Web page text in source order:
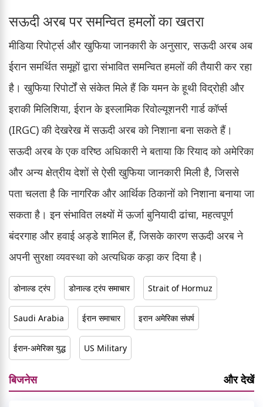
सऊदी अरब पर समन्वित हमलों का खतरा
मीडिया रिपोर्ट्स और खुफिया जानकारी के अनुसार, सऊदी अरब अब
ईरान समर्थित समूहों द्वारा संभावित समन्वित हमलों की तैयारी कर रहा
है। खुफिया रिपोर्टों से संकेत मिले हैं कि यमन के हूथी विद्रोही और
इराकी मिलिशिया, ईरान के इस्लामिक रिवोल्यूशनरी गार्ड कॉर्प्स
(IRGC) की देखरेख में सऊदी अरब को निशाना बना सकते हैं।
सऊदी अरब के एक वरिष्ठ अधिकारी ने बताया कि रियाद को अमेरिका
और अन्य क्षेत्रीय देशों से ऐसी खुफिया जानकारी मिली है, जिससे
पता चलता है कि नागरिक और आर्थिक ठिकानों को निशाना बनाया जा
सकता है। इन संभावित लक्ष्यों में ऊर्जा बुनियादी ढांचा, महत्वपूर्ण
बंदरगाह और हवाई अड्डे शामिल हैं, जिसके कारण सऊदी अरब ने
अपनी सुरक्षा व्यवस्था को अत्यधिक कड़ा कर दिया है।
डोनाल्ड ट्रंप डोनाल्ड ट्रंप समाचार Strait of Hormuz
Saudi Arabia ईरान समाचार इरान अमेरिका संघर्ष
ईरान-अमेरिका युद्ध US Military
बिजनेस और देखें